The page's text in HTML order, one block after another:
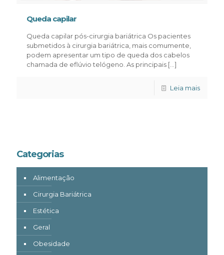
Queda capilar
Queda capilar pós-cirurgia bariátrica Os pacientes
submetidos à cirurgia bariátrica, mais comumente,
podem apresentar um tipo de queda dos cabelos
chamada de eflúvio telógeno. As principais […]
Leia mais
Categorias
Alimentação
Cirurgia Bariátrica
Estética
Geral
Obesidade